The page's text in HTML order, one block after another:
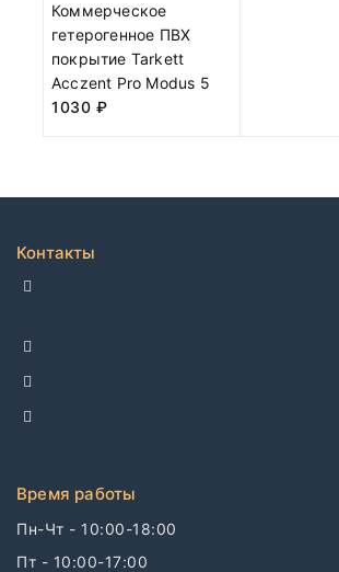
Коммерческое
гетерогенное ПВХ
покрытие Tarkett
Acczent Pro Modus 5
1030 ₽
Контакты
Время работы
Пн-Чт - 10:00-18:00
Пт - 10:00-17:00